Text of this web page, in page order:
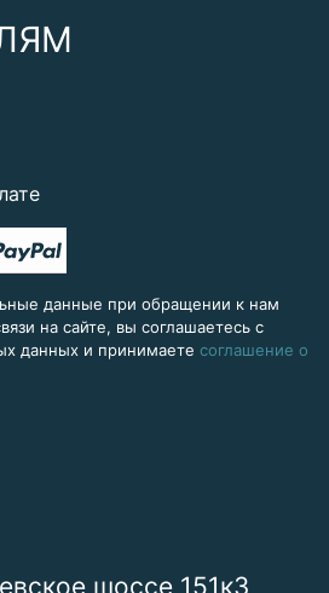
данные при обращении к нам
на сайте, вы соглашаетесь с
данных и принимаете соглашение о
шоссе 151к3